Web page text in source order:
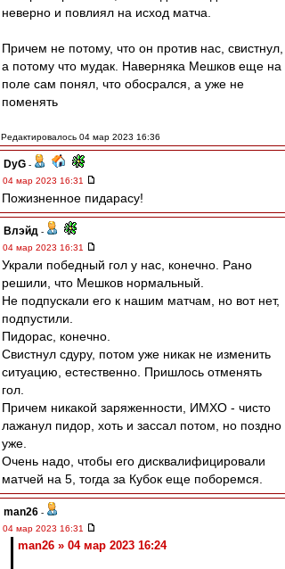
неверно и повлиял на исход матча.
Причем не потому, что он против нас, свистнул,
а потому что мудак. Наверняка Мешков еще на
поле сам понял, что обосрался, а уже не
поменять
Редактировалось 04 мар 2023 16:36
DyG -
04 мар 2023 16:31
Пожизненное пидарасу!
Влэйд -
04 мар 2023 16:31
Украли победный гол у нас, конечно. Рано
решили, что Мешков нормальный.
Не подпускали его к нашим матчам, но вот нет,
подпустили.
Пидорас, конечно.
Свистнул сдуру, потом уже никак не изменить
ситуацию, естественно. Пришлось отменять
гол.
Причем никакой заряженности, ИМХО - чисто
лажанул пидор, хоть и зассал потом, но поздно
уже.
Очень надо, чтобы его дисквалифицировали
матчей на 5, тогда за Кубок еще поборемся.
man26 -
04 мар 2023 16:31
man26 » 04 мар 2023 16:24